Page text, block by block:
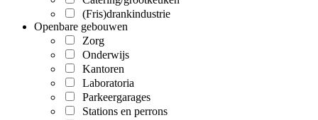
(Fris)drankindustrie
Openbare gebouwen
Zorg
Onderwijs
Kantoren
Laboratoria
Parkeergarages
Stations en perrons